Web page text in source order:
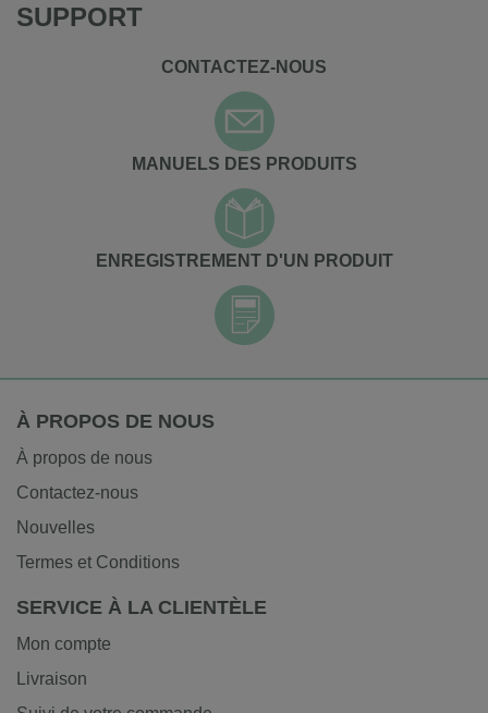
SUPPORT
CONTACTEZ-NOUS
MANUELS DES PRODUITS
ENREGISTREMENT D'UN PRODUIT
À PROPOS DE NOUS
À propos de nous
Contactez-nous
Nouvelles
Termes et Conditions
SERVICE À LA CLIENTÈLE
Mon compte
Livraison